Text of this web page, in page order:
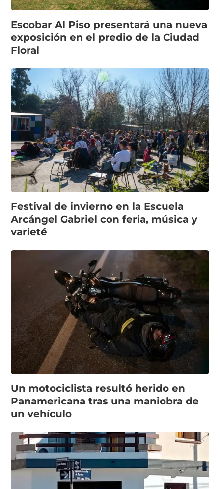
Escobar Al Piso presentará una nueva
exposición en el predio de la Ciudad
Floral
Festival de invierno en la Escuela
Arcángel Gabriel con feria, música y
varieté
Un motociclista resultó herido en
Panamericana tras una maniobra de
un vehículo